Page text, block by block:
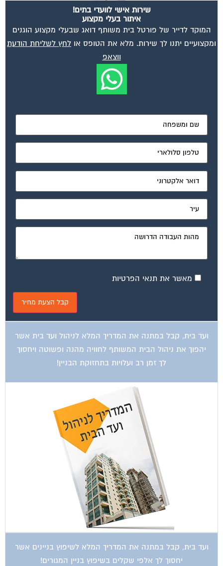
שירות אישי לוועדי בתים!
איתור בעלי מקצוע
המוקד לדייר של פורטל בית משותף דואג שבעלי מקצוע הוגנים
ומקצועיים יתנו לך שירות. מלא את הטופס או לחץ לשליחת הודעת
ווצאפ
מאשר את תנאי הפרטיות
ועד בית, קבל במתנה את המדריך המלא לניהול ועד בית אשר
יהפוך את ניהול הבית המשותף לחוויה מהנה ופשוטה ויחסוך
לך זמן רב ועלויות בתחזוקת הבניין!
ועד בית, קבל במתנה את המדריך המלא לשיפוץ בניינים אשר
יחסוך לך אלפי שקלים בשיפוץ בניין המגורים!